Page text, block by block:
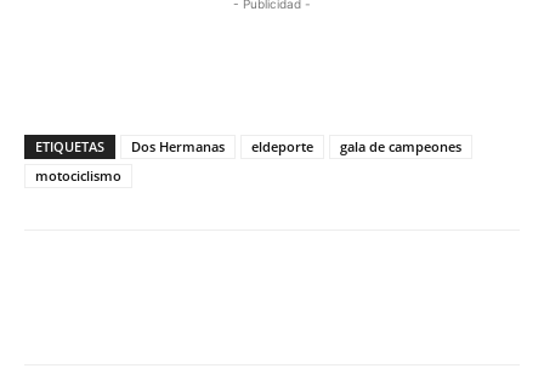
- Publicidad -
ETIQUETAS Dos Hermanas eldeporte
gala de campeones
motociclismo